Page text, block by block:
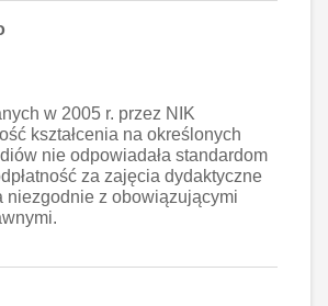
w 2005 r. przez NIK
kształcenia na określonych
nie odpowiadała standardom
za zajęcia dydaktyczne
niezgodnie z obowiązującymi